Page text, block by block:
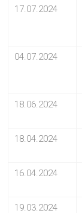
17.07.2024
04.07.2024
18.06.2024
18.04.2024
16.04.2024
19.03.2024